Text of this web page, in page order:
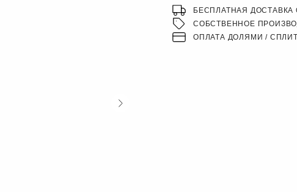
БЕСПЛАТНАЯ ДОСТАВКА
СОБСТВЕННОЕ
ОПЛАТА ДОЛЯМИ / СПЛИТ